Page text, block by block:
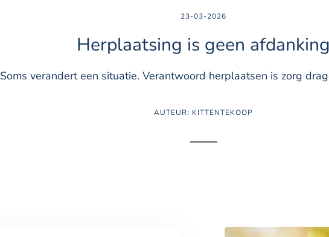
23-03-2026
Herplaatsing is geen afdanking
Soms verandert een situatie. Verantwoord herplaatsen is zorg
AUTEUR: KITTENTEKOOP